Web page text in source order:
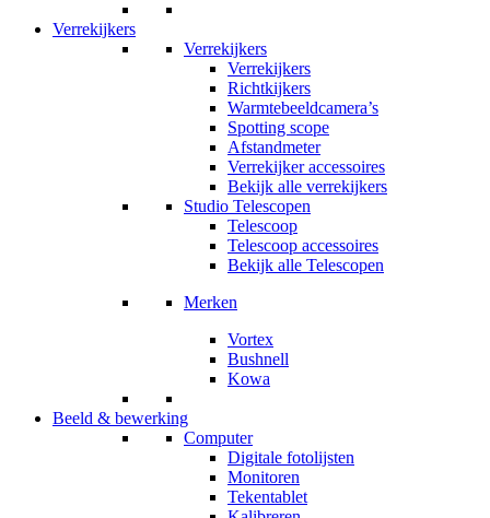
Verrekijkers
Verrekijkers
Verrekijkers
Richtkijkers
Warmtebeeldcamera’s
Spotting scope
Afstandmeter
Verrekijker accessoires
Bekijk alle verrekijkers
Studio Telescopen
Telescoop
Telescoop accessoires
Bekijk alle Telescopen
Merken
Vortex
Bushnell
Kowa
Beeld & bewerking
Computer
Digitale fotolijsten
Monitoren
Tekentablet